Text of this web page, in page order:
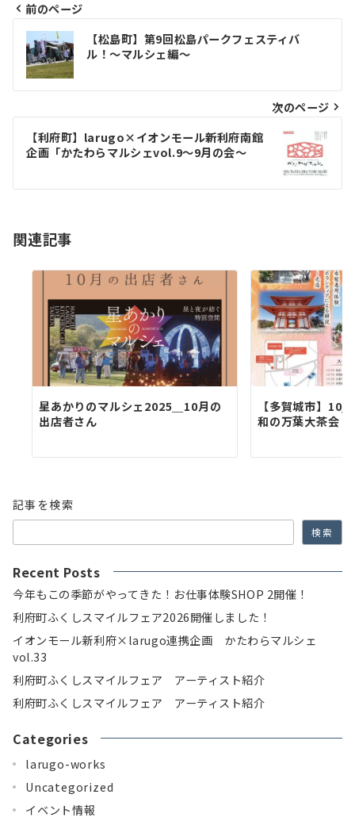
投
稿
ナ
ビ
ー
シ
ン
前のページ
【松島町】第9回松島パークフェスティバ
ル！〜マルシェ編〜
次のページ
【利府町】larugo×イオンモール新利府南館
企画「かたわらマルシェvol.9〜9月の会〜
関連記事
星あかりのマルシェ2025＿10月の
出店者さん
【多賀城市】10/
和の万葉大茶会！
記事を検索
検索
Recent Posts
今年もこの季節がやってきた！お仕事体験SHOP 2開催！
利府町ふくしスマイルフェア2026開催しました！
イオンモール新利府×larugo連携企画 かたわらマルシェ
vol.33
利府町ふくしスマイルフェア アーティスト紹介
利府町ふくしスマイルフェア アーティスト紹介
Categories
larugo-works
Uncategorized
イベント情報